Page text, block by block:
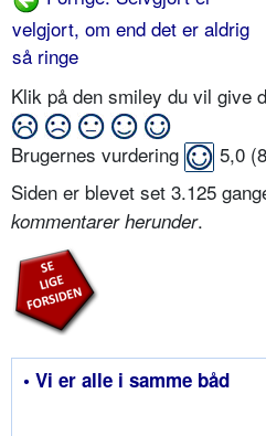
velgjort, om end det er aldrig
så ringe
Klik på den smiley du vil give
Brugernes vurdering 5,0 (8
Siden er blevet set 3.125
kommentarer herunder.
• Vi er alle i samme båd